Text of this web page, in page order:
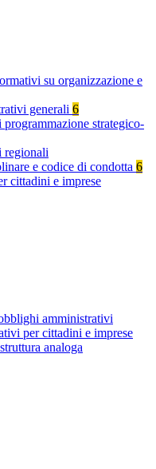
su organizzazione e
generali 6
strategico-
regionali
e codice di condotta 6
cittadini e imprese
amministrativi
per cittadini e imprese
analoga